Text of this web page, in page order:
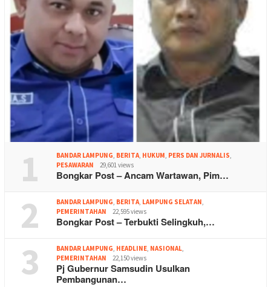
1 BANDAR LAMPUNG, BERITA, HUKUM, PERS DAN JURNALIS,
PESAWARAN
29,601 views
Bongkar Post – Ancam Wartawan, Pim…
2 BANDAR LAMPUNG, BERITA, LAMPUNG SELATAN,
PEMERINTAHAN
22,595 views
Bongkar Post – Terbukti Selingkuh,…
3 BANDAR LAMPUNG, HEADLINE, NASIONAL,
PEMERINTAHAN
22,150 views
Pj Gubernur Samsudin Usulkan
Pembangunan…